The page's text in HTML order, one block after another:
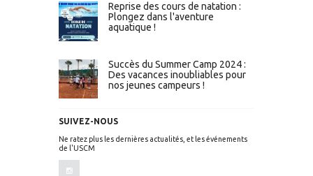
Reprise des cours de natation :
Plongez dans l'aventure
aquatique !
Succès du Summer Camp 2024 :
Des vacances inoubliables pour
nos jeunes campeurs !
SUIVEZ-NOUS
Ne ratez plus les dernières actualités, et les événements
de l'USCM